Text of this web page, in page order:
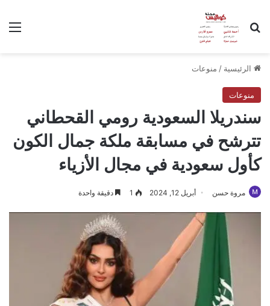
بحث عن
الرئيسية / منوعات
منوعات
سندريلا السعودية رومي القحطاني
تترشح في مسابقة ملكة جمال الكون
كأول سعودية في مجال الأزياء
مروة حسن أبريل 12, 2024 1 دقيقة واحدة